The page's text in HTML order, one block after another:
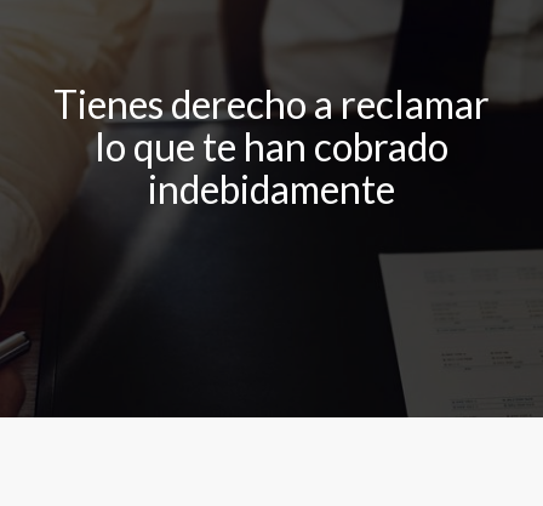
Tienes derecho a reclamar
lo que te han cobrado
indebidamente